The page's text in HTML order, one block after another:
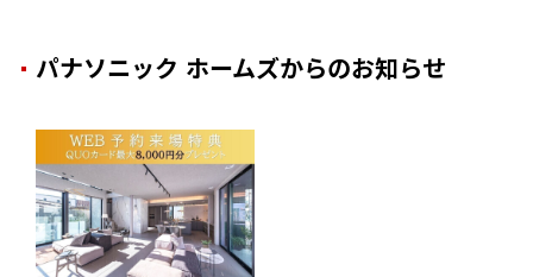
パナソニック ホームズからのお知らせ